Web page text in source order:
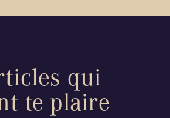
qui
te plaire